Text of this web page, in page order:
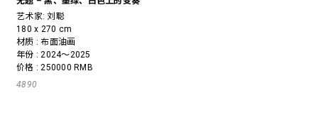
艺术家:刘聪
180 x 270 cm
材质 : 布面油画
年份 : 2024～2025
价格 : 250000 RMB
4890